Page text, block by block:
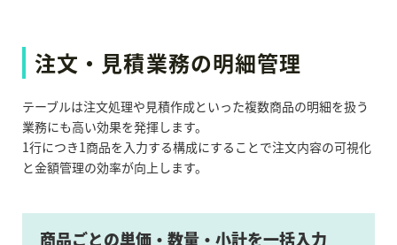
注文・見積業務の明細管理
テーブルは注文処理や見積作成といった複数商品の明細を扱う
業務にも高い効果を発揮します。
1行につき1商品を入力する構成にすることで注文内容の可視化
と金額管理の効率が向上します。
商品ごとの単価・数量・小計を一括入力